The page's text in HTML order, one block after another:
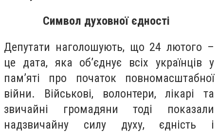
Символ духовної єдності
Депутати наголошують, що 24 лютого –
це дата, яка об’єднує всіх українців у
пам’яті про початок повномасштабної
війни. Військові, волонтери, лікарі та
звичайні громадяни тоді показали
надзвичайну силу духу, єдність і